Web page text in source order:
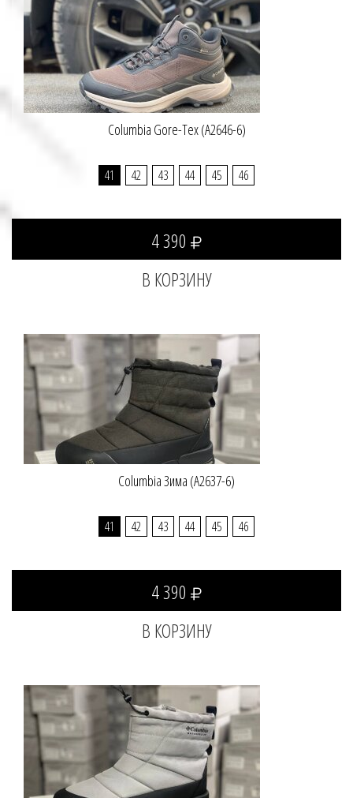
Columbia Gore-Tex (A2646-6)
41 42 43 44 45 46
4 390
Columbia Зима (A2637-6)
41 42 43 44 45 46
4 390